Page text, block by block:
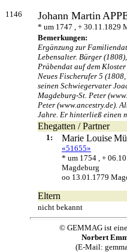
1146 Johann Martin
* um 1747 , + 30.11.1829
Bemerkungen:
Ergänzung zur
Lebensalter. Bürger
Präbendat auf dem
Neues Fischerufer 5
seinen Schwiegervater
Magdeburg-St. Peter
Peter (www.ancestry.de).
Jahre. Er hinterließ einen
Ehegatten / Partner
1: Marie Louise
«51655»
* um 1754 , +
Magdeburg
oo 13.01.1779
Eltern
nicht bekannt
© GEMMAG ist
Norbert
(E-Mail: